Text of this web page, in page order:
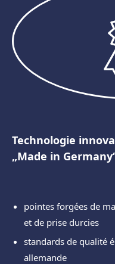
Technologie
„Made in
pointes forgées de
et de prise durcies
standards de qualité
allemande